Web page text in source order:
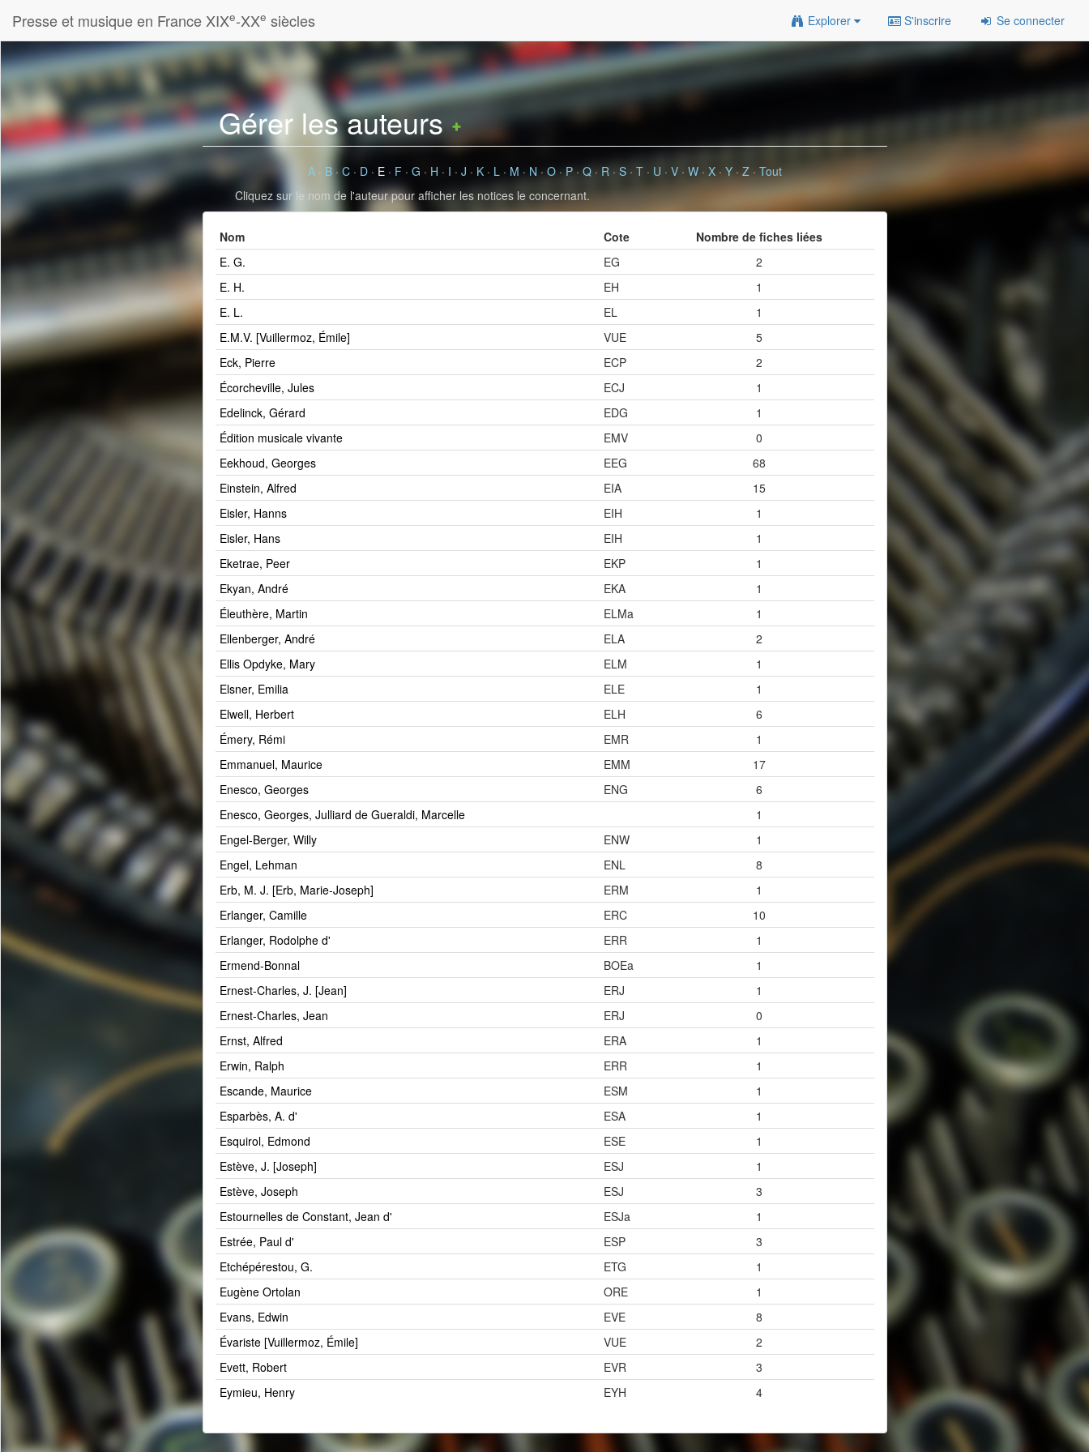
Presse et musique en France XIXe-XXe siècles Explorer S'inscrire Se connecter
Gérer les auteurs
A· B· C· D· E· F · G · H · I · J · K· L· M · N· O·P· Q· R· S· T· U · V· W· X· Y·Z·Tout
Cliquez sur le nom de l'auteur pour afficher les notices le concernant.
Nom Cote
Nombre de fiches liées
E. G.
EG
2
E. H.
EH
1
E. L.
EL
1
E.M.V. [Vuillermoz, Émile]
VUE
5
Eck, Pierre
ECP
2
Écorcheville, Jules
ECJ
1
Edelinck, Gérard
EDG
1
Édition musicale vivante
EMV
0
Eekhoud, Georges
EEG
68
Einstein, Alfred
EIA
15
Eisler, Hanns
EIH
1
Eisler, Hans
EIH
1
Eketrae, Peer
EKP
1
Ekyan, André
EKA
1
Éleuthère, Martin
ELMa
1
Ellenberger, André
ELA
2
Ellis Opdyke, Mary
ELM
1
Elsner, Emilia
ELE
1
Elwell, Herbert
ELH
6
Émery, Rémi
EMR
1
Emmanuel, Maurice
EMM
17
Enesco, Georges
ENG
6
Enesco, Georges, Julliard de Gueraldi, Marcelle
1
Engel-Berger, Willy
ENW
1
Engel, Lehman
ENL
8
Erb, M. J. [Erb, Marie-Joseph]
ERM
1
Erlanger, Camille
ERC
10
Erlanger, Rodolphe d'
ERR
1
Ermend-Bonnal
BOEa
1
Ernest-Charles, J. [Jean]
ERJ
1
Ernest-Charles, Jean
ERJ
0
Ernst, Alfred
ERA
1
Erwin, Ralph
ERR
1
Escande, Maurice
ESM
1
Esparbès, A. d'
ESA
1
Esquirol, Edmond
ESE
1
Estève, J. [Joseph]
ESJ
1
Estève, Joseph
ESJ
3
Estournelles de Constant, Jean d'
ESJa
1
Estrée, Paul d'
ESP
3
Etchépérestou, G.
ETG
1
Eugène Ortolan
ORE
1
Evans, Edwin
EVE
8
Évariste [Vuillermoz, Émile]
VUE
2
Evett, Robert
EVR
3
Eymieu, Henry
EYH 4